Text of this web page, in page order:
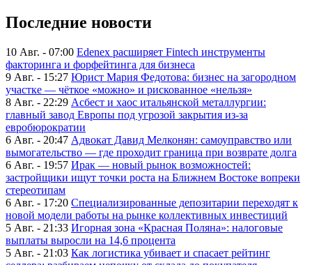
Последние новости
10 Авг. - 07:00 Edenex расширяет Fintech инструменты
факторинга и форфейтинга для бизнеса
9 Авг. - 15:27 Юрист Мария Федотова: бизнес на загородном
участке — чёткое «можно» и рискованное «нельзя»
8 Авг. - 22:29 Асбест и хаос итальянской металлургии:
главный завод Европы под угрозой закрытия из-за
евробюрократии
6 Авг. - 20:47 Адвокат Давид Мелконян: самоуправство или
вымогательство — где проходит граница при возврате долга
6 Авг. - 19:57 Ирак — новый рынок возможностей:
застройщики ищут точки роста на Ближнем Востоке вопреки
стереотипам
6 Авг. - 17:20 Специализированные депозитарии переходят к
новой модели работы на рынке коллективных инвестиций
5 Авг. - 21:33 Игорная зона «Красная Поляна»: налоговые
выплаты выросли на 14,6 процента
5 Авг. - 21:03 Как логистика убивает и спасает рейтинг